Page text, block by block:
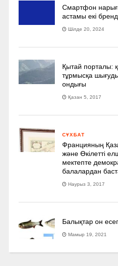
Смартфон
астамы екі
Шілде 20, 2024
Қытай порталы:
тұрмысқа
ондығы
Қазан 5, 2017
СҰХБАТ
Францияның
және Өкілетті
мектепте
балалардан
Наурыз 3, 2017
Балықтар он
Мамыр 19, 2021